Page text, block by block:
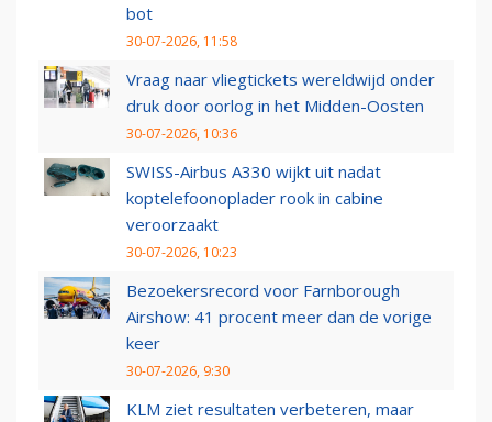
bot
30-07-2026, 11:58
Vraag naar vliegtickets wereldwijd onder
druk door oorlog in het Midden-Oosten
30-07-2026, 10:36
SWISS-Airbus A330 wijkt uit nadat
koptelefoonoplader rook in cabine
veroorzaakt
30-07-2026, 10:23
Bezoekersrecord voor Farnborough
Airshow: 41 procent meer dan de vorige
keer
30-07-2026, 9:30
KLM ziet resultaten verbeteren, maar